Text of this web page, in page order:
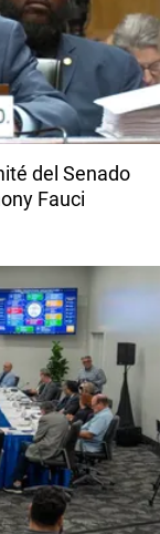
del Senado
Fauci